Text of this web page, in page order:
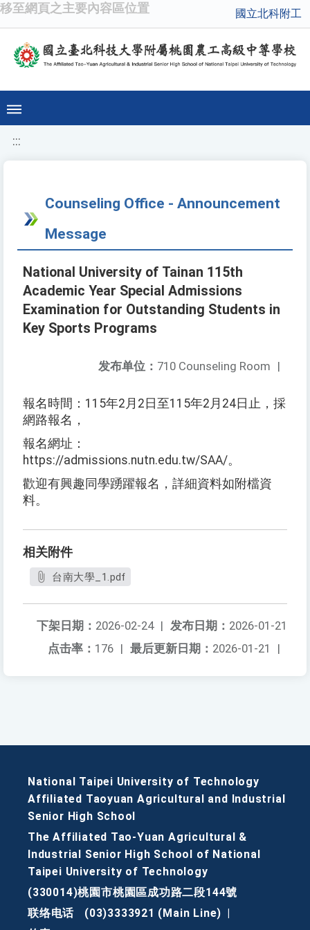
移至網頁之主要內容區位置 國立北科附工
:::
Counseling Office - Announcement
Message
National University of Tainan 115th
Academic Year Special Admissions
Examination for Outstanding Students in
Key Sports Programs
发布单位： 710 Counseling Room |
報名時間：115年2月2日至115年2月24日止，採
網路報名，
報名網址：
https://admissions.nutn.edu.tw/SAA/。
歡迎有興趣同學踴躍報名，詳細資料如附檔資
料。
相关附件
台南大學_1.pdf
发布日期： 2026-01-21
下架日期： 2026-02-24 |
最后更新日期： 2026-01-21 |
点击率： 176 |
National Taipei University of Technology
Affiliated Taoyuan Agricultural and Industrial
Senior High School
The Affiliated Tao-Yuan Agricultural &
Industrial Senior High School of National
Taipei University of Technology
(330014)桃園市桃園區成功路二段144號
联络电话
(03)3333921 (Main Line)